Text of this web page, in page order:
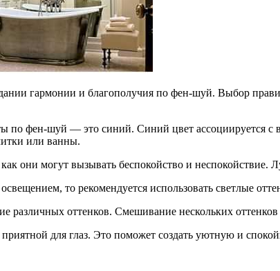
гармонии и благополучия по фен-шуй. Выбор
по фен-шуй — это синий. Синий цвет ассоциируется с
или ванны.
они могут вызывать беспокойство и неспокойствие.
то рекомендуется использовать светлые
различных оттенков. Смешивание нескольких
для глаз. Это поможет создать уютную и